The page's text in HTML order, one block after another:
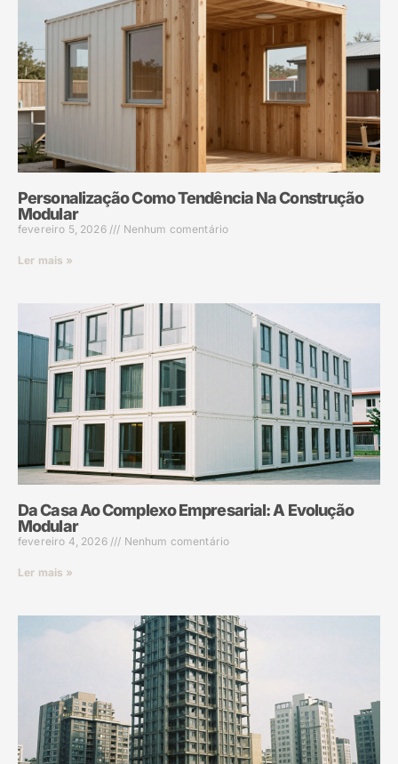
Personalização Como Tendência Na Construção
Modular
fevereiro 5, 2026 Nenhum comentário
Ler mais »
Da Casa Ao Complexo Empresarial: A Evolução
Modular
fevereiro 4, 2026 Nenhum comentário
Ler mais »